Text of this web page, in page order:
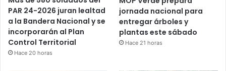
PAR 24-2026 juran lealtad
a la Bandera Nacional y se
incorporarán al Plan
Control Territorial
Hace 20 horas
jornada nacional para
entregar árboles y
plantas este sábado
Hace 21 horas